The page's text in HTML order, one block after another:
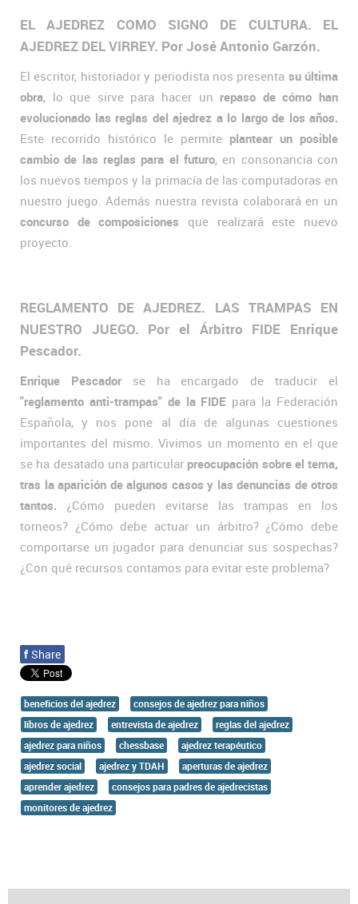
EL AJEDREZ COMO SIGNO DE CULTURA. EL
AJEDREZ DEL VIRREY. Por José Antonio Garzón.
El escritor, historiador y periodista nos presenta su última
obra, lo que sirve para hacer un repaso de cómo han
evolucionado las reglas del ajedrez a lo largo de los años.
Este recorrido histórico le permite plantear un posible
cambio de las reglas para el futuro, en consonancia con
los nuevos tiempos y la primacía de las computadoras en
nuestro juego. Además nuestra revista colaborará en un
concurso de composiciones que realizará este nuevo
proyecto.
REGLAMENTO DE AJEDREZ. LAS TRAMPAS EN
NUESTRO JUEGO. Por el Árbitro FIDE Enrique
Pescador.
Enrique Pescadorse ha encargado de traducir el
"reglamento anti-trampas" de la FIDE para la Federación
Española, y nos pone al día de algunas cuestiones
importantes del mismo. Vivimos un momento en el que
se ha desatado una particular preocupación sobre el tema,
tras la aparición de algunos casos y las denuncias de otros
tantos. ¿Cómo pueden evitarse las trampas en los
torneos? ¿Cómo debe actuar un árbitro? ¿Cómo debe
comportarse un jugador para denunciar sus sospechas?
¿Con qué recursos contamos para evitar este problema?
f Share
beneficios del ajedrez
consejos de ajedrez para niños
libros de ajedrez
entrevista de ajedrez
reglas del ajedrez
ajedrez para niños
chessbase
ajedrez terapéutico
ajedrez social
ajedrez y TDAH
aperturas de ajedrez
aprender ajedrez
consejos para padres de ajedrecistas
monitores de ajedrez